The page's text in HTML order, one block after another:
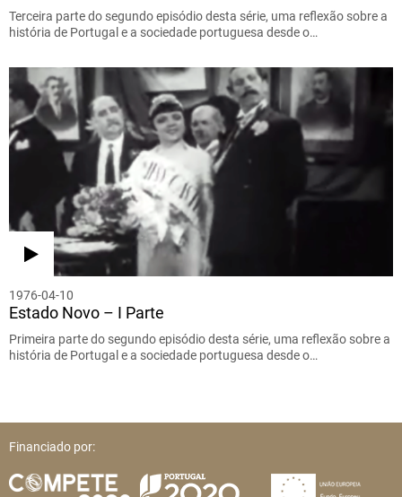
Terceira parte do segundo episódio desta série, uma reflexão sobre a
história de Portugal e a sociedade portuguesa desde o…
1976-04-10
Estado Novo – I Parte
Primeira parte do segundo episódio desta série, uma reflexão sobre a
história de Portugal e a sociedade portuguesa desde o…
Financiado por: